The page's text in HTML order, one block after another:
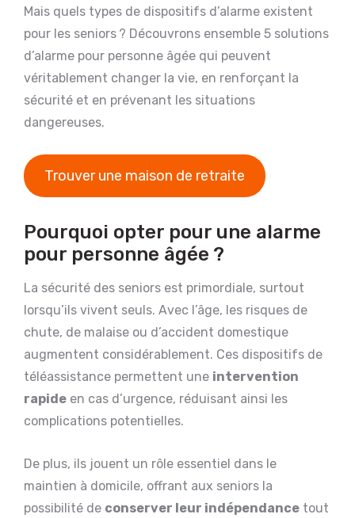
Mais quels types de dispositifs d’alarme existent
pour les seniors ? Découvrons ensemble 5 solutions
d’alarme pour personne âgée qui peuvent
véritablement changer la vie, en renforçant la
sécurité et en prévenant les situations
dangereuses.
Trouver une maison de retraite
Pourquoi opter pour une alarme
pour personne âgée ?
La sécurité des seniors est primordiale, surtout
lorsqu’ils vivent seuls. Avec l’âge, les risques de
chute, de malaise ou d’accident domestique
augmentent considérablement. Ces dispositifs de
téléassistance permettent une intervention
rapide en cas d’urgence, réduisant ainsi les
complications potentielles.
De plus, ils jouent un rôle essentiel dans le
maintien à domicile, offrant aux seniors la
possibilité de conserver leur indépendance tout